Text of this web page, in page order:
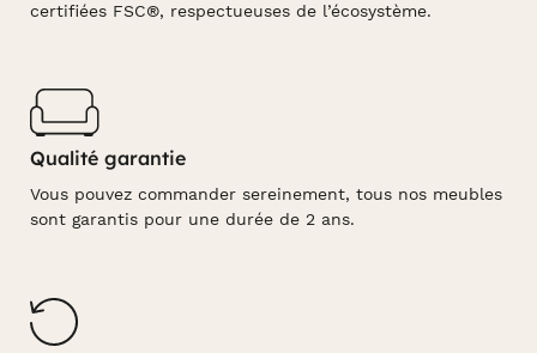
certifiées FSC®, respectueuses de l’écosystème.
Qualité garantie
Vous pouvez commander sereinement, tous nos meubles
sont garantis pour une durée de 2 ans.